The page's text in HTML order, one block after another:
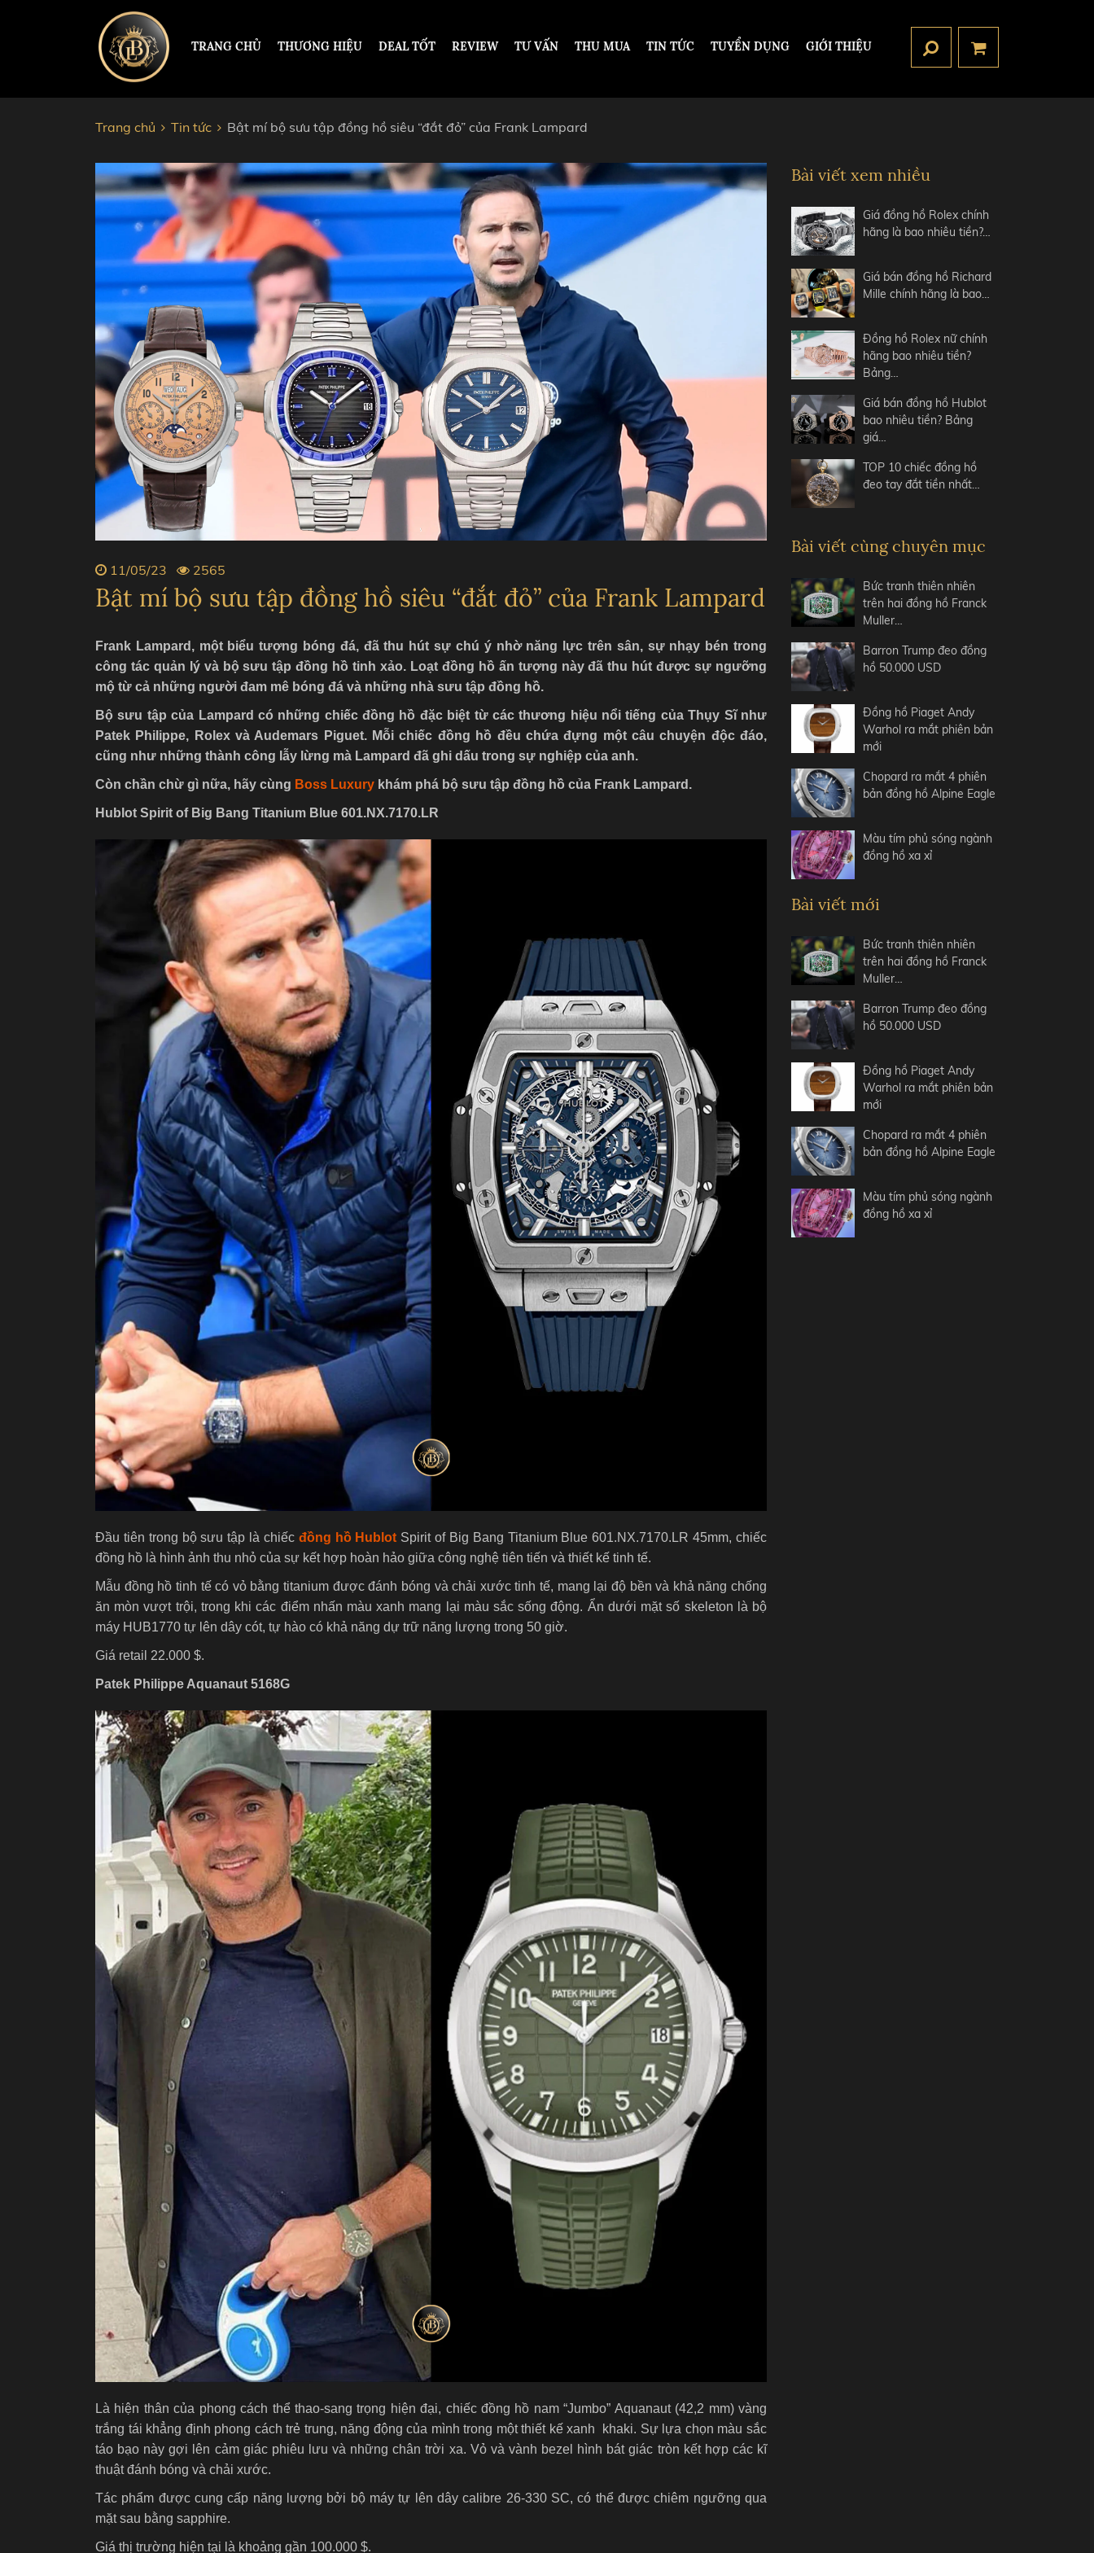
TRANG CHỦ THƯƠNG HIỆU
ĐỒNG HỒ HERMLE PAUL DESIGN
PATEK PHILIPPE ROLEX
RICHARD MILLE HUBLOT
CORUM AUDEMARS PIGUET
JACOB&CO CHOPARD
VACHERON CONSTANTIN CARTIER
ZENITH PIAGET
BVLGARI CHANEL
DƯỚI 200 TRIỆU VNĐ
TỪ 200 - 500 TRIỆU VNĐ
TỪ 500 TRIỆU - 1 TỶ VNĐ
TỪ 1 - 2 TỶ VNĐ
TỪ 2 TỶ - 5 TỶ VNĐ
DEAL TỐT REVIEW TƯ VẤN THU MUA TIN TỨC TUYỂN DỤNG GIỚI THIỆU
Trang chủ Tin tức Bật mí bộ sưu tập đồng hồ siêu “đắt đỏ” của Frank Lampard
11/05/23 2565
Bật mí bộ sưu tập đồng hồ siêu “đắt đỏ” của Frank Lampard
Frank Lampard, một biểu tượng bóng đá, đã thu hút sự chú ý nhờ năng lực trên sân, sự nhạy bén trong
công tác quản lý và bộ sưu tập đồng hồ tinh xảo. Loạt đồng hồ ấn tượng này đã thu hút được sự ngưỡng
mộ từ cả những người đam mê bóng đá và những nhà sưu tập đồng hồ.
Bộ sưu tập của Lampard có những chiếc đồng hồ đặc biệt từ các thương hiệu nổi tiếng của Thụy Sĩ như
Patek Philippe, Rolex và Audemars Piguet. Mỗi chiếc đồng hồ đều chứa đựng một câu chuyện độc đáo,
cũng như những thành công lẫy lừng mà Lampard đã ghi dấu trong sự nghiệp của anh.
Còn chần chừ gì nữa, hãy cùng Boss Luxury khám phá bộ sưu tập đồng hồ của Frank Lampard.
Hublot Spirit of Big Bang Titanium Blue 601.NX.7170.LR
Đầu tiên trong bộ sưu tập là chiếc đồng hồ Hublot Spirit of Big Bang Titanium Blue 601.NX.7170.LR 45mm, chiếc
đồng hồ là hình ảnh thu nhỏ của sự kết hợp hoàn hảo giữa công nghệ tiên tiến và thiết kế tinh tế.
Mẫu đồng hồ tinh tế có vỏ bằng titanium được đánh bóng và chải xước tinh tế, mang lại độ bền và khả năng chống
ăn mòn vượt trội, trong khi các điểm nhấn màu xanh mang lại màu sắc sống động. Ẩn dưới mặt số skeleton là bộ
máy HUB1770 tự lên dây cót, tự hào có khả năng dự trữ năng lượng trong 50 giờ.
Giá retail 22.000 $.
Patek Philippe Aquanaut 5168G
Là hiện thân của phong cách thể thao-sang trọng hiện đại, chiếc đồng hồ nam “Jumbo” Aquanaut (42,2 mm) vàng
trắng tái khẳng định phong cách trẻ trung, năng động của mình trong một thiết kế xanh khaki. Sự lựa chọn màu sắc
táo bạo này gợi lên cảm giác phiêu lưu và những chân trời xa. Vỏ và vành bezel hình bát giác tròn kết hợp các kĩ
thuật đánh bóng và chải xước.
Tác phẩm được cung cấp năng lượng bởi bộ máy tự lên dây calibre 26‑330 SC, có thể được chiêm ngưỡng qua
mặt sau bằng sapphire.
Giá thị trường hiện tại là khoảng gần 100.000 $.
Bài viết xem nhiều
Giá đồng hồ Rolex chính
hãng là bao nhiêu tiền?…
Giá bán đồng hồ Richard
Mille chính hãng là bao…
Đồng hồ Rolex nữ chính
hãng bao nhiêu tiền?
Bảng…
Giá bán đồng hồ Hublot
bao nhiêu tiền? Bảng
giá…
TOP 10 chiếc đồng hồ
đeo tay đắt tiền nhất…
Bài viết cùng chuyên mục
Bức tranh thiên nhiên
trên hai đồng hồ Franck
Muller…
Barron Trump đeo đồng
hồ 50.000 USD
Đồng hồ Piaget Andy
Warhol ra mắt phiên bản
mới
Chopard ra mắt 4 phiên
bản đồng hồ Alpine Eagle
Màu tím phủ sóng ngành
đồng hồ xa xỉ
Bài viết mới
Bức tranh thiên nhiên
trên hai đồng hồ Franck
Muller…
Barron Trump đeo đồng
hồ 50.000 USD
Đồng hồ Piaget Andy
Warhol ra mắt phiên bản
mới
Chopard ra mắt 4 phiên
bản đồng hồ Alpine Eagle
Màu tím phủ sóng ngành
đồng hồ xa xỉ